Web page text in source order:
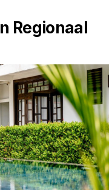
Regionaal